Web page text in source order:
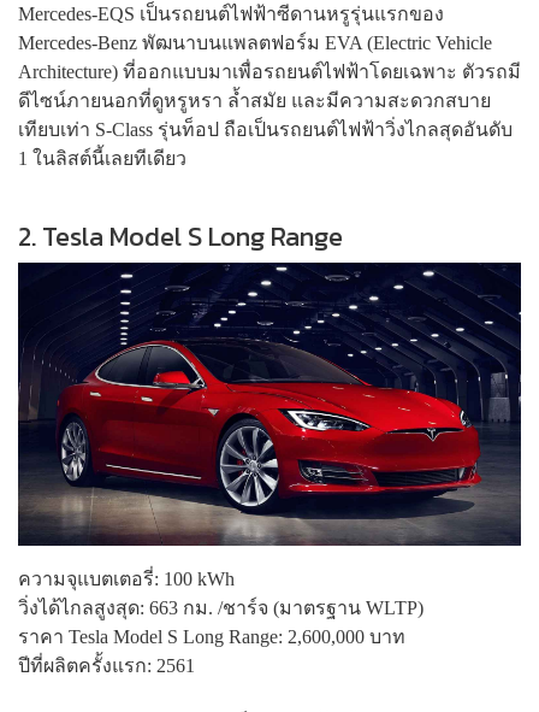
Mercedes-EQS เป็นรถยนต์ไฟฟ้าซีดานหรูรุ่นแรกของ
Mercedes-Benz พัฒนาบนแพลตฟอร์ม EVA (Electric Vehicle
Architecture) ที่ออกแบบมาเพื่อรถยนต์ไฟฟ้าโดยเฉพาะ ตัวรถมี
ดีไซน์ภายนอกที่ดูหรูหรา ล้ำสมัย และมีความสะดวกสบาย
เทียบเท่า S-Class รุ่นท็อป ถือเป็นรถยนต์ไฟฟ้าวิ่งไกลสุดอันดับ
1 ในลิสต์นี้เลยทีเดียว
2. Tesla Model S Long Range
ความจุแบตเตอรี่: 100 kWh
วิ่งได้ไกลสูงสุด: 663 กม. /ชาร์จ (มาตรฐาน WLTP)
ราคา Tesla Model S Long Range: 2,600,000 บาท
ปีที่ผลิตครั้งแรก: 2561